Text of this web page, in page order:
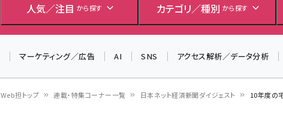
人気／注目 から探す カテゴリ／種別 から探す
マーケティング／広告 AI SNS アクセス解析／データ分析
Web担トップ 連載・特集コーナー一覧 日本ネット経済新聞ダイジェスト 10年度の